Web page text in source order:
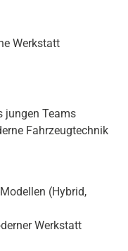
Werkstatt
jungen Teams
Fahrzeugtechnik
(Hybrid,
Werkstatt